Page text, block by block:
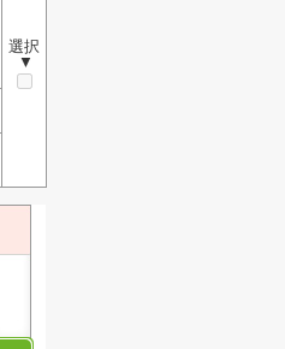
選択
▼